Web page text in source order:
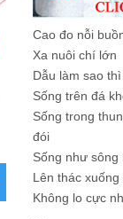
Cao đo nỗi
Xa nuôi chí lớn
Dẫu làm sao
Sống trên đá
Sống trong
đói
Sống như sông
Lên thác xuống
Không lo cực